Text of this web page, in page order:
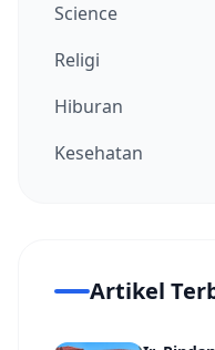
Science
Religi
Hiburan
Kesehatan
Artikel